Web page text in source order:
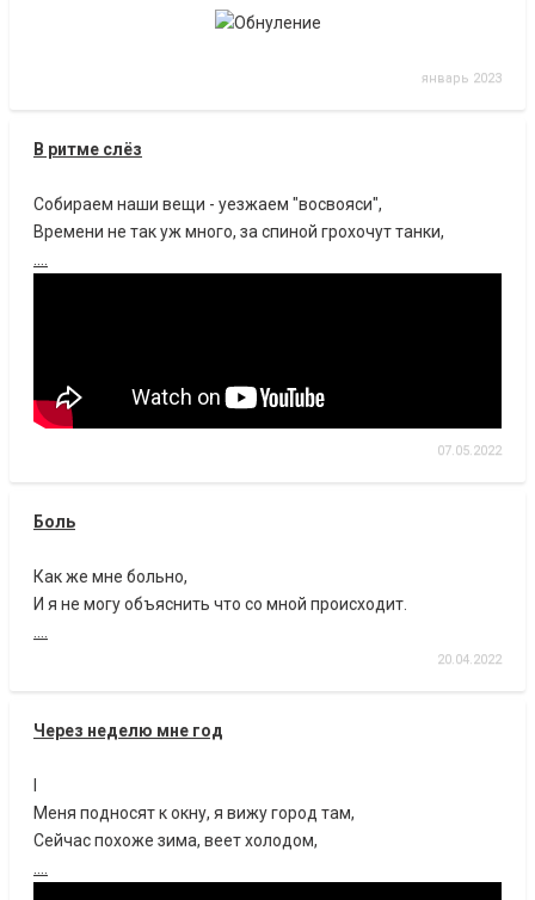
январь 2023
В ритме слёз
Собираем наши вещи - уезжаем "восвояси",
Времени не так уж много, за спиной грохочут танки,
07.05.2022
Боль
Как же мне больно,
И я не могу объяснить что со мной происходит.
20.04.2022
Через неделю мне год
Меня подносят к окну, я вижу город там,
Сейчас похоже зима, веет холодом,